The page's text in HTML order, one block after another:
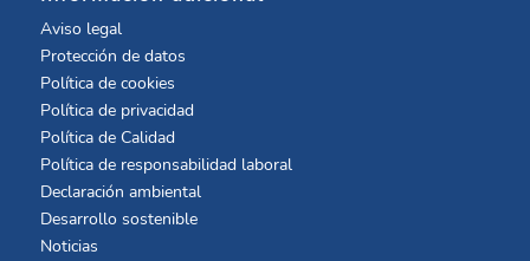
Aviso legal
Protección de datos
Política de cookies
Política de privacidad
Política de Calidad
Política de responsabilidad laboral
Declaración ambiental
Desarrollo sostenible
Noticias